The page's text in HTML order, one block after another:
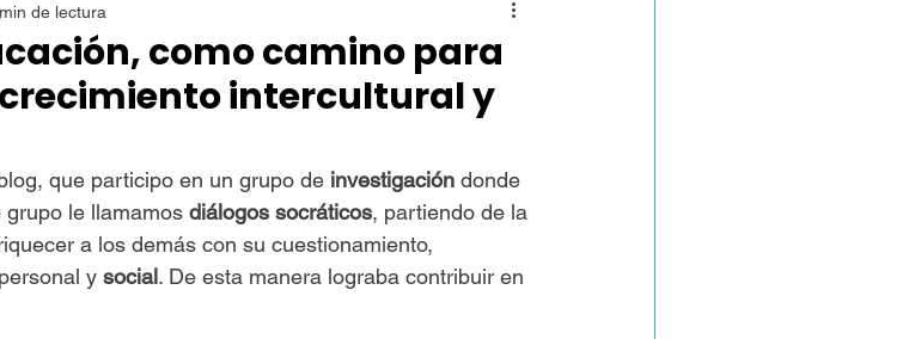
Notas para llevar
ESPIRITUALIDAD Cristianismo y espiritualidades
Laudato Si' Papa León XIV Doctrina Social de la Iglesia
como camino para
intercultural y
de lectura
que participo en un grupo de investigación donde
grupo le llamamos diálogos socráticos, partiendo de la
a los demás con su cuestionamiento,
y social. De esta manera lograba contribuir en